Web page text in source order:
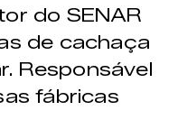
do SENAR
de cachaça
Responsável
fábricas